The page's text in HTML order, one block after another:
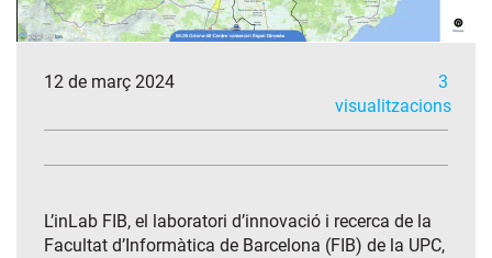
12 de març 2024
3
visualitzacions
L’inLab FIB, el laboratori d’innovació i recerca de la
Facultat d’Informàtica de Barcelona (FIB) de la UPC,